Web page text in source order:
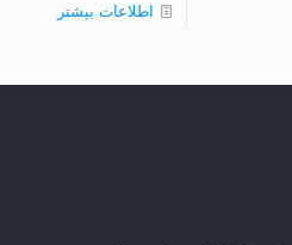
اطلاعات بیشتر